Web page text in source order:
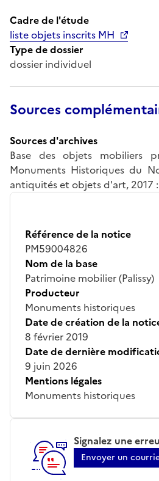
Cadre de l'étude
liste objets inscrits MH
Type de dossier
dossier individuel
Sources
Sources d'archives
Base des objets mobiliers
Monuments Historiques du
antiquités et objets d'art, 2017 :
Référence de la notice
PM59004826
Nom de la base
Patrimoine mobilier (Palissy)
Producteur
Monuments historiques
Date de création de la
8 février 2019
Date de dernière
9 juin 2026
Mentions légales
Monuments historiques
Signalez une
Envoyer un